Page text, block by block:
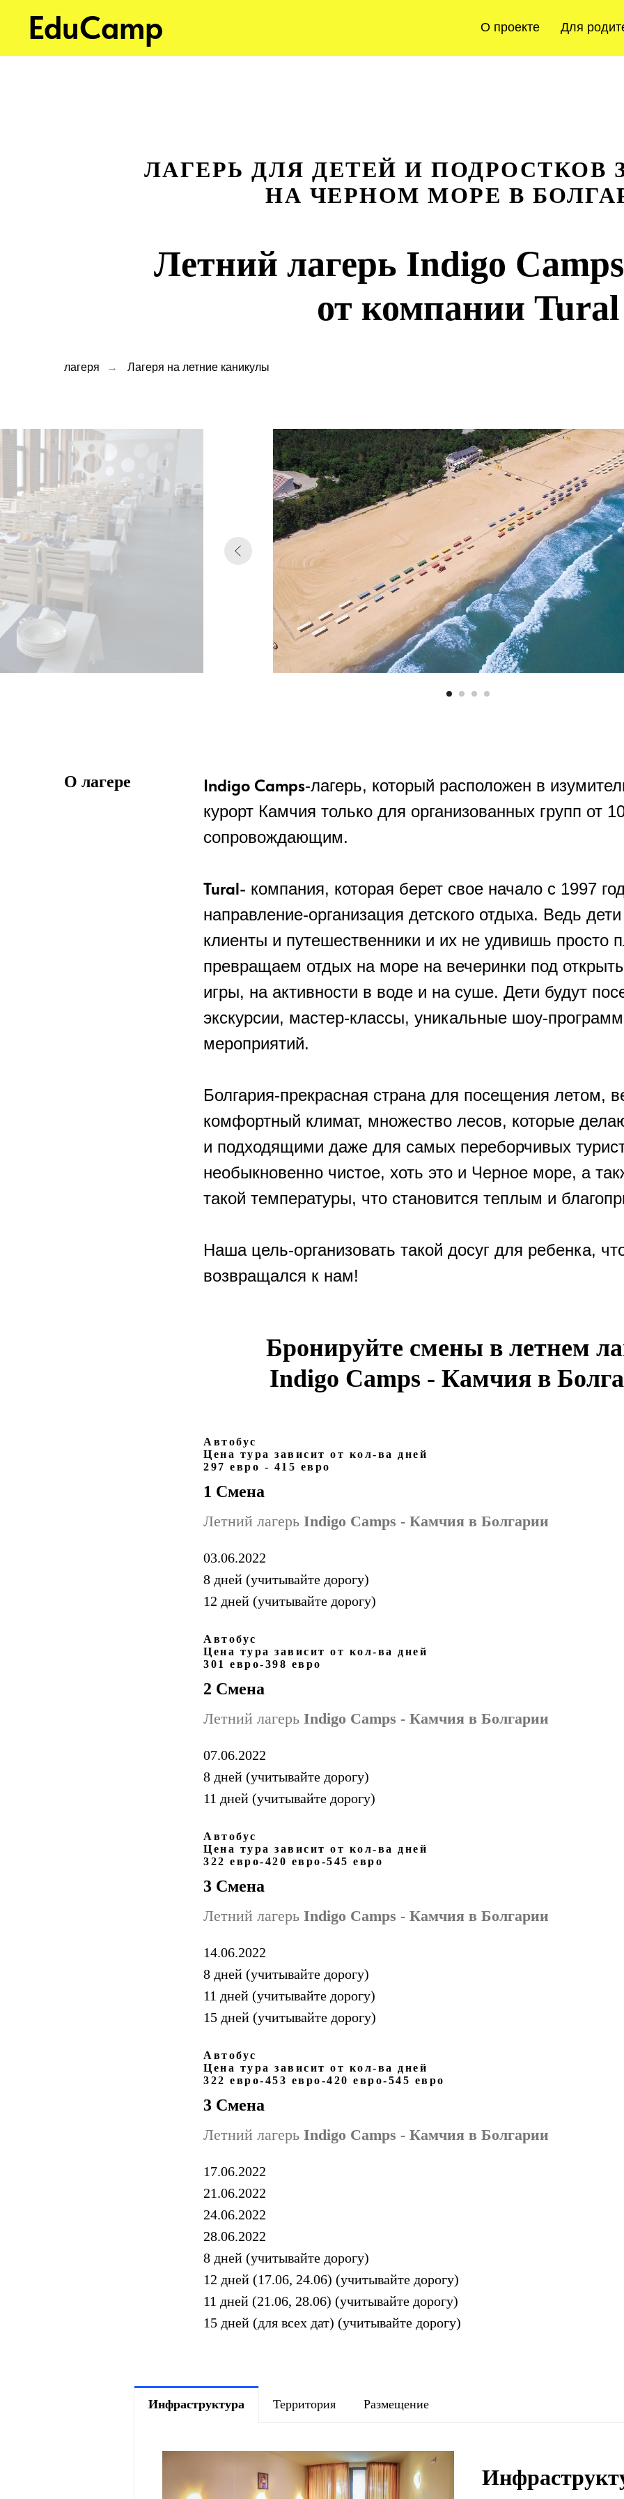
EduCamp О проекте Для
ЛАГЕРЬ ДЛЯ ДЕТЕЙ И ПОДРОСТКОВ
НА ЧЕРНОМ МОРЕ В
Летний лагерь Indigo
от компании Tural
лагеря → Лагеря на летние каникулы
О лагере Indigo Camps-лагерь, который расположен в
курорт Камчия только для организованных групп от
сопровождающим.
Tural- компания, которая берет свое начало с 1997
направление-организация детского отдыха. Ведь
клиенты и путешественники и их не удивишь
превращаем отдых на море на вечеринки под
игры, на активности в воде и на суше. Дети будут
экскурсии, мастер-классы, уникальные шоу-
мероприятий.
Болгария-прекрасная страна для посещения летом,
комфортный климат, множество лесов, которые
и подходящими даже для самых переборчивых
необыкновенно чистое, хоть это и Черное море, а
такой температуры, что становится теплым и
Наша цель-организовать такой досуг для ребенка,
возвращался к нам!
Бронируйте смены в летнем
Indigo Camps - Камчия в
Автобус
Цена тура зависит от кол-ва дней
297 евро - 415 евро
1 Смена
Летний лагерь Indigo Camps - Камчия в Болгарии
03.06.2022
8 дней (учитывайте дорогу)
12 дней (учитывайте дорогу)
Автобус
Цена тура зависит от кол-ва дней
301 евро-398 евро
2 Смена
Летний лагерь Indigo Camps - Камчия в Болгарии
07.06.2022
8 дней (учитывайте дорогу)
11 дней (учитывайте дорогу)
Автобус
Цена тура зависит от кол-ва дней
322 евро-420 евро-545 евро
3 Смена
Летний лагерь Indigo Camps - Камчия в Болгарии
14.06.2022
8 дней (учитывайте дорогу)
11 дней (учитывайте дорогу)
15 дней (учитывайте дорогу)
Автобус
Цена тура зависит от кол-ва дней
322 евро-453 евро-420 евро-545 евро
3 Смена
Летний лагерь Indigo Camps - Камчия в Болгарии
17.06.2022
21.06.2022
24.06.2022
28.06.2022
8 дней (учитывайте дорогу)
12 дней (17.06, 24.06) (учитывайте дорогу)
11 дней (21.06, 28.06) (учитывайте дорогу)
15 дней (для всех дат) (учитывайте дорогу)
Инфраструктура Территория Размещение